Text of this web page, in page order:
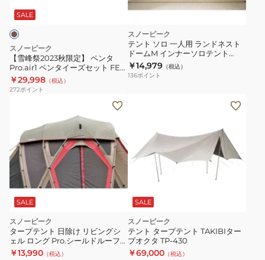
ペ
ン
タ
Pro.air1
ペ
ン
セ
ッ
FES-
テ
ン
ト
SALE
スノーピーク
【雪峰祭2023秋限定】 ペンタ
Pro.air1 ペンタイーズセット FES-
199 テント ブラウン
￥29,998 （税込）
272ポイント
スノーピーク
テント ソロ 一人用 ランドネスト
ドームM インナーソロテント
SDE-260IR
￥14,979 （税込）
136ポイント
SALE
スノーピーク
タープテント 日除け リビングシ
ェル ロング Pro.シールドルーフ
TP-660SR
￥13,990 （税込）
SALE
スノーピーク
テント タープテント TAKIBIター
プオクタ TP-430
￥69,000 （税込）